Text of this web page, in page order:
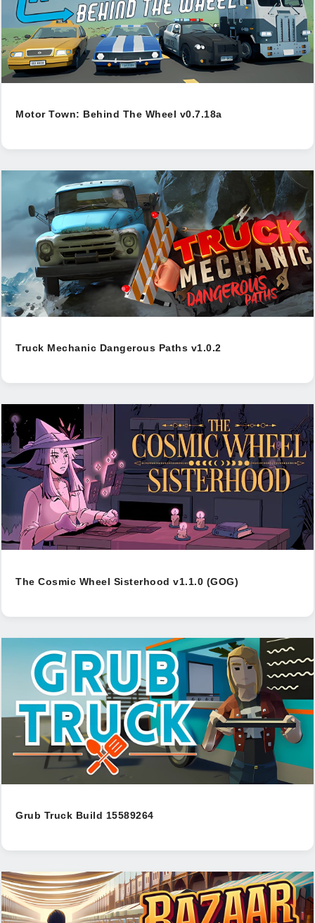
Motor Town: Behind The Wheel v0.7.18a
Truck Mechanic Dangerous Paths v1.0.2
The Cosmic Wheel Sisterhood v1.1.0 (GOG)
Grub Truck Build 15589264